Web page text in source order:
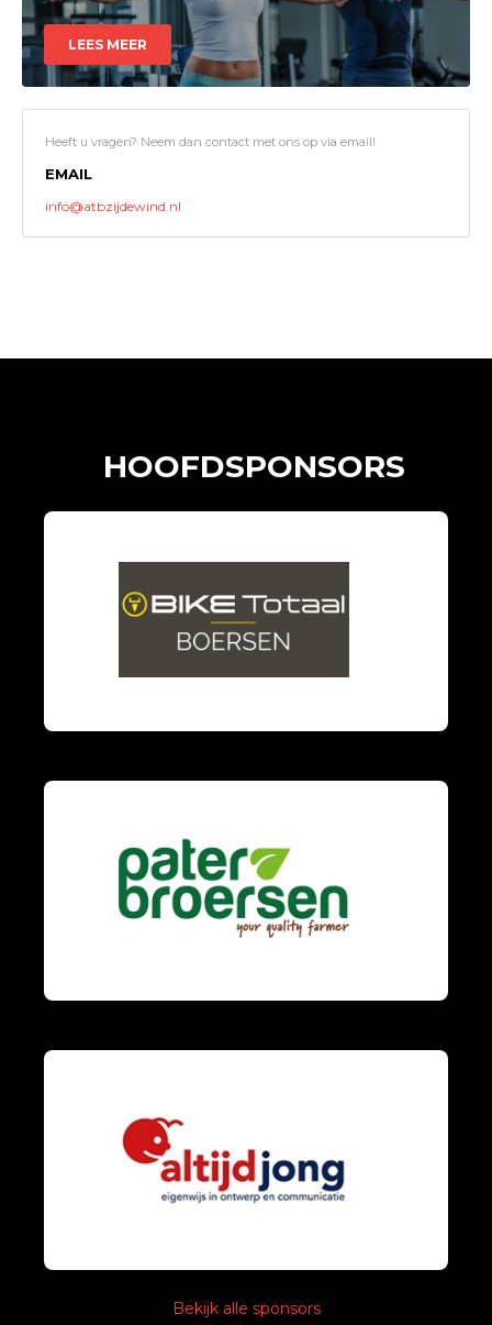
LEES MEER
Heeft u vragen? Neem dan contact met ons op via email!
EMAIL
info@atbzijdewind.nl
HOOFDSPONSORS
Bekijk alle sponsors